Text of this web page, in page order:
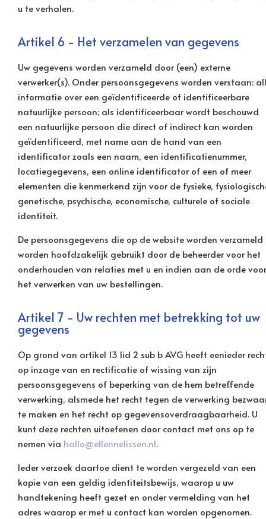
u te verhalen.
Artikel 6 - Het verzamelen van gegevens
Uw gegevens worden verzameld door (een) externe
verwerker(s). Onder persoonsgegevens worden verstaan:
informatie over een geïdentificeerde of identificeerbare
natuurlijke persoon; als identificeerbaar wordt beschouwd
een natuurlijke persoon die direct of indirect kan worden
geïdentificeerd, met name aan de hand van een
identificator zoals een naam, een identificatienummer,
locatiegegevens, een online identificator of een of meer
elementen die kenmerkend zijn voor de fysieke,
genetische, psychische, economische, culturele of sociale
identiteit.
De persoonsgegevens die op de website worden verzameld
worden hoofdzakelijk gebruikt door de beheerder voor het
onderhouden van relaties met u en indien aan de orde voor
het verwerken van uw bestellingen.
Artikel 7 - Uw rechten met betrekking tot uw
gegevens
Op grond van artikel 13 lid 2 sub b AVG heeft eenieder
op inzage van en rectificatie of wissing van zijn
persoonsgegevens of beperking van de hem betreffende
verwerking, alsmede het recht tegen de verwerking
te maken en het recht op gegevensoverdraagbaarheid. U
kunt deze rechten uitoefenen door contact met ons op te
nemen via hallo@ellennelissen.nl.
Ieder verzoek daartoe dient te worden vergezeld van een
kopie van een geldig identiteitsbewijs, waarop u uw
handtekening heeft gezet en onder vermelding van het
adres waarop er met u contact kan worden opgenomen.